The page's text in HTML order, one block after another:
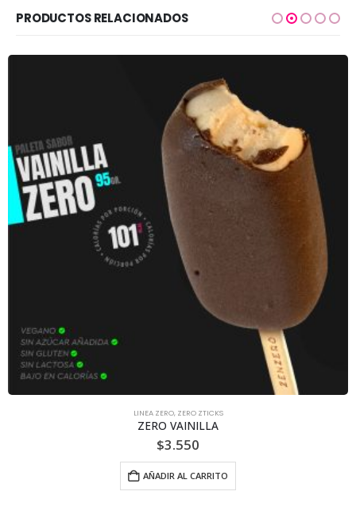
PRODUCTOS RELACIONADOS
LINEA ZERO, ZERO ZTICKS
ZERO VAINILLA
$3.550
AÑADIR AL CARRITO